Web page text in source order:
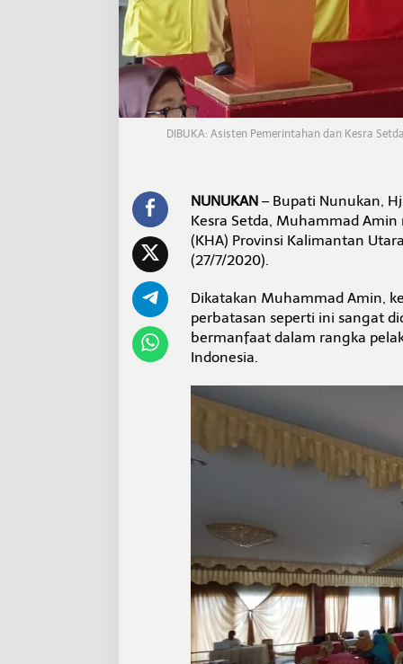
A
n
a
k
e
r
a
t
a
DIBUKA: Asisten Pemerintahan dan Kesra
NUNUKAN– Bupati Nunukan,
Kesra Setda, Muhammad
(KHA) Provinsi Kalimantan
(27/7/2020).
Dikatakan Muhammad Amin,
perbatasan seperti ini sangat
bermanfaat dalam rangka
Indonesia.